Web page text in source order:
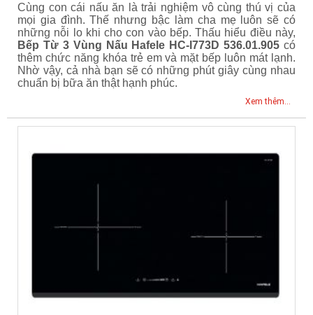
Cùng con cái nấu ăn là trải nghiệm vô cùng thú vị của
mọi gia đình. Thế nhưng bậc làm cha mẹ luôn sẽ có
những nỗi lo khi cho con vào bếp. Thấu hiểu điều này,
Bếp Từ 3 Vùng Nấu Hafele HC-I773D 536.01.905 có
thêm chức năng khóa trẻ em và mặt bếp luôn mát lạnh.
Nhờ vậy, cả nhà bạn sẽ có những phút giây cùng nhau
chuẩn bị bữa ăn thật hạnh phúc.
Xem thêm...